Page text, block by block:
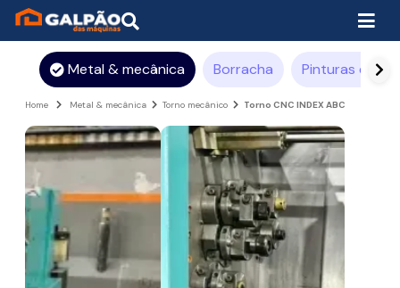
Metal & mecânica Borracha Pinturas e
Home Metal & mecânica Torno mecânico Torno CNC INDEX ABC